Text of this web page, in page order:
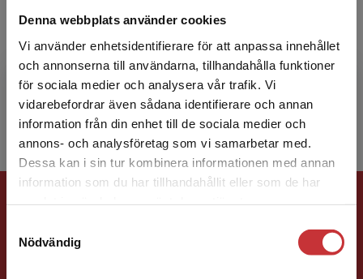
Denna webbplats använder cookies
Vi använder enhetsidentifierare för att anpassa innehållet
och annonserna till användarna, tillhandahålla funktioner
för sociala medier och analysera vår trafik. Vi
vidarebefordrar även sådana identifierare och annan
information från din enhet till de sociala medier och
annons- och analysföretag som vi samarbetar med.
Dessa kan i sin tur kombinera informationen med annan
information som du har tillhandahållit eller som de har
Nödvändig
Begränsad fraktregion
Det verkar som att du besöker
studentlitteratur.se via en enhet utanför Sverige.
Vi erbjuder inte leveranser utanför Sverige. För
att kunna slutföra ett köp måste
Therése Hultman är rektor i förskolan. Hon är
verksam i Stockholms stad, Enskede-Årsta-
Vantör stadsdelsförvaltning, Högdalens
förskoleenhet. Hon är...
Förlagskontakt